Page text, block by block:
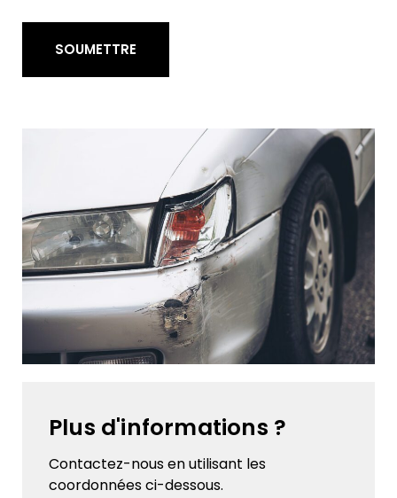
SOUMETTRE
Plus d'informations ?
Contactez-nous en utilisant les
coordonnées ci-dessous.